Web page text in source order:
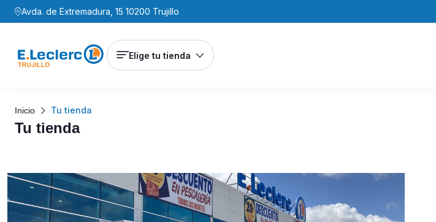
Avda. de Extremadura, 15 10200 Trujillo
Elige tu tienda
Inicio Tu tienda
Tu tienda